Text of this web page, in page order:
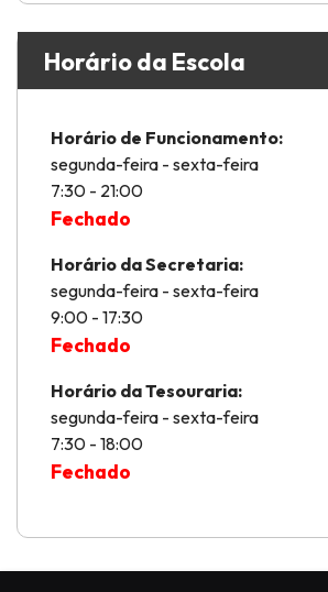
Horário da Escola
Horário de Funcionamento:
segunda-feira - sexta-feira
7:30 - 21:00
Fechado
Horário da Secretaria:
segunda-feira - sexta-feira
9:00 - 17:30
Fechado
Horário da Tesouraria:
segunda-feira - sexta-feira
7:30 - 18:00
Fechado